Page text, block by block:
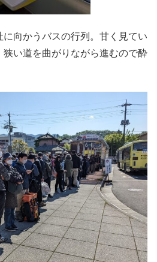
向かうバスの行列。甘く見てい
い道を曲がりながら進むので酔